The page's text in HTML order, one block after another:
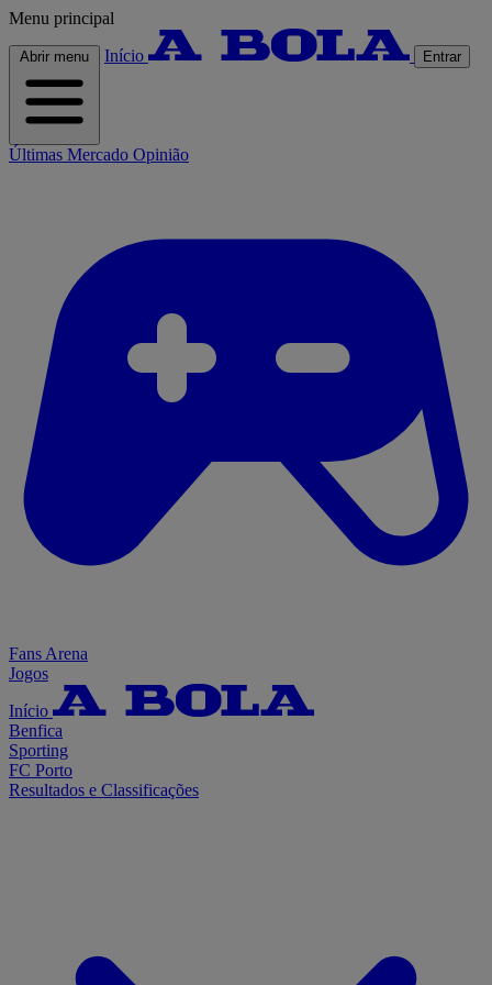
Menu principal
Abrir menu Início Entrar
Últimas Mercado Opinião
Fans Arena
Jogos
Início
Benfica
Sporting
FC Porto
Resultados e Classificações